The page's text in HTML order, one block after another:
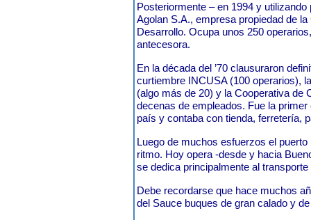
Posteriormente – en 1994 y
Agolan S.A., empresa propiedad de
Desarrollo. Ocupa unos 250
antecesora.
En la década del ’70 clausuraron
curtiembre INCUSA (100 operarios),
(algo más de 20) y la Cooperativa de
decenas de empleados. Fue la
país y contaba con tienda, ferretería,
Luego de muchos esfuerzos el
ritmo. Hoy opera -desde y hacia
se dedica principalmente al
Debe recordarse que hace muchos
del Sauce buques de gran calado y